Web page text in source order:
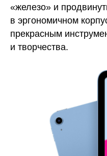
«железо» и
в эргономичном
прекрасным
и творчества.